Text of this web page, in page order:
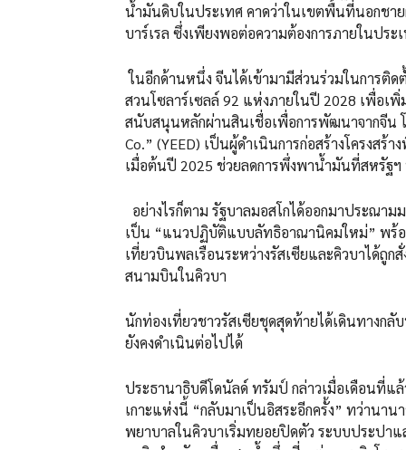
น้ำมันดิบในประเทศ คาดว่าในเขตพื้นที่นอกชา
บาร์เรล ซึ่งเพียงพอต่อความต้องการภายในประ
ในอีกด้านหนึ่ง จีนได้เข้ามามีส่วนร่วมในการติ
สวนโซลาร์เซลล์ 92 แห่งภายในปี 2028 เพื่อเพิ่
สนับสนุนหลักผ่านสินเชื่อเพื่อการพัฒนาจากจีน
Co.” (YEED) เป็นผู้ดำเนินการก่อสร้างโครงสร้
เมื่อต้นปี 2025 ช่วยลดการพึ่งพาน้ำมันที่สหรัฐ
อย่างไรก็ตาม รัฐบาลมอสโกได้ออกมาประณา
เป็น “แนวปฏิบัติแบบลัทธิอาณานิคมใหม่” พร้อ
เที่ยวบินพลเรือนระหว่างรัสเซียและคิวบาได้ถูก
สนามบินในคิวบา
นักท่องเที่ยวชาวรัสเซียชุดสุดท้ายได้เดินทางก
ยังคงดำเนินต่อไปได้
ประธานาธิบดีโดนัลด์ ทรัมป์ กล่าวเมื่อเดือนที่แ
เกาะแห่งนี้ “กลับมาเป็นอิสระอีกครั้ง” ทว่านา
พยาบาลในคิวบาเริ่มทยอยปิดตัว ระบบประปาแ